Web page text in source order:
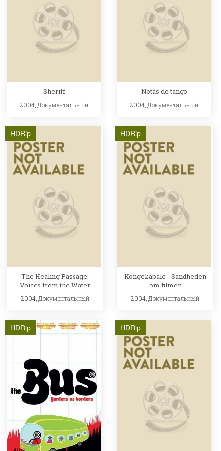
Sheriff
2004, Документальный
Notas de tango
2004, Документальный
HDRip
The Healing Passage:
Voices from the Water
2004, Документальный
HDRip
Kongekabale - Sandheden
om filmen
2004,Документальный
HDRip HDRip